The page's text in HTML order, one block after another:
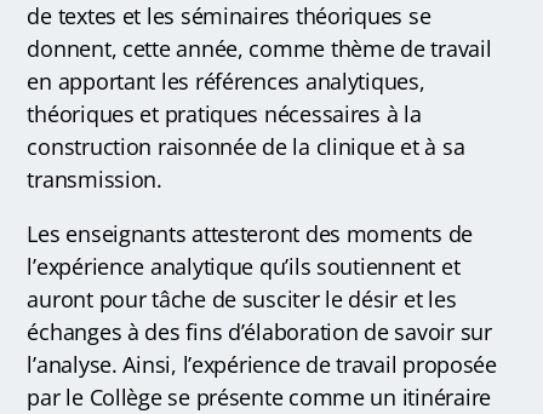
de textes et les séminaires théoriques se
donnent, cette année, comme thème de travail
en apportant les références analytiques,
théoriques et pratiques nécessaires à la
construction raisonnée de la clinique et à sa
transmission.
Les enseignants attesteront des moments de
l’expérience analytique qu’ils soutiennent et
auront pour tâche de susciter le désir et les
échanges à des fins d’élaboration de savoir sur
l’analyse. Ainsi, l’expérience de travail proposée
par le Collège se présente comme un itinéraire